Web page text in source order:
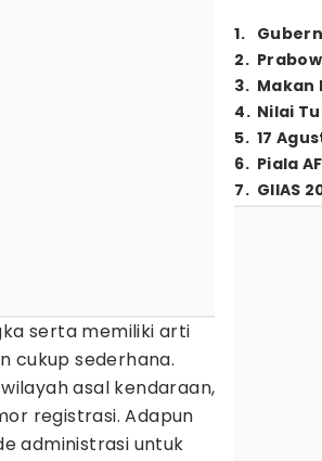
serta memiliki arti
cukup sederhana.
asal kendaraan,
registrasi. Adapun
administrasi untuk
1.
2.
3. Makan
4. Nilai
5. 17
6. Piala
7. GIIAS